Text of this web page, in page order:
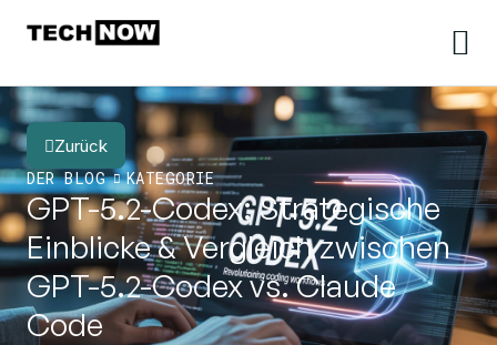
Zurück
DER BLOG
KATEGORIE
GPT-5.2-Codex: Strategische
Einblicke & Vergleich zwischen
GPT-5.2-Codex vs. Claude
Code